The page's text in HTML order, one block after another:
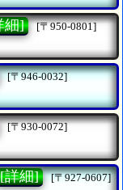
細]
[〒950-0801]
[〒946-0032]
[〒930-0072]
[詳細]
[〒927-0607]